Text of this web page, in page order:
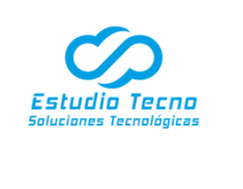
navegación
contenido